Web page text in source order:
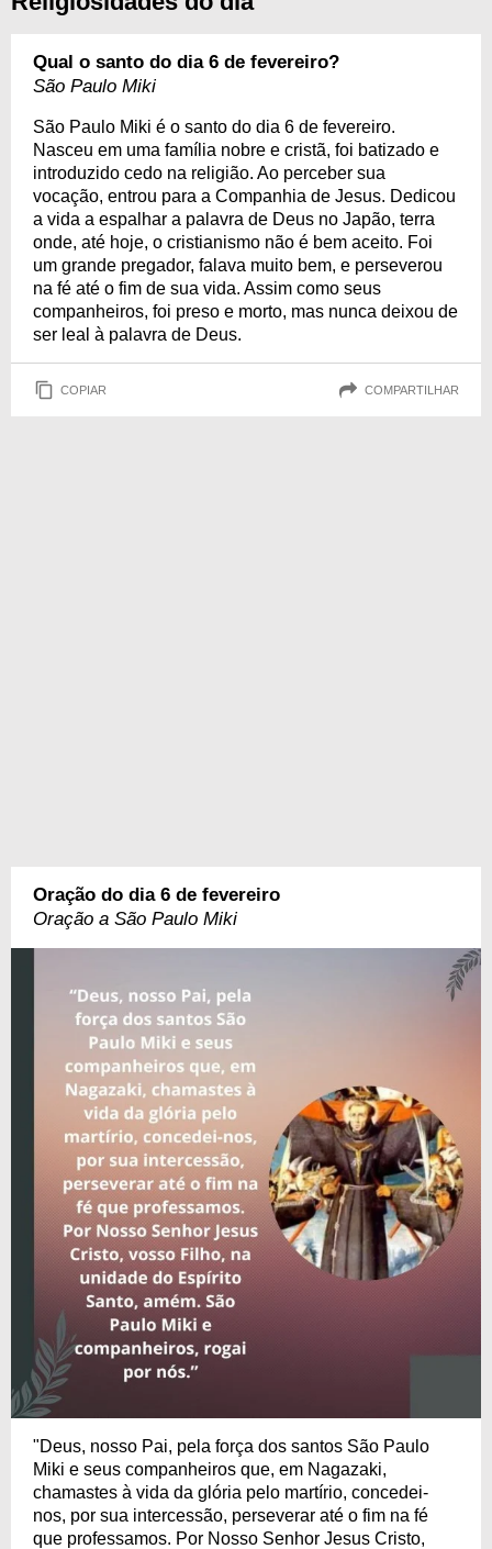
Qual o santo do dia 6 de fevereiro?
São Paulo Miki
São Paulo Miki é o santo do dia 6 de fevereiro.
Nasceu em uma família nobre e cristã, foi batizado e
introduzido cedo na religião. Ao perceber sua
vocação, entrou para a Companhia de Jesus. Dedicou
a vida a espalhar a palavra de Deus no Japão, terra
onde, até hoje, o cristianismo não é bem aceito. Foi
um grande pregador, falava muito bem, e perseverou
na fé até o fim de sua vida. Assim como seus
companheiros, foi preso e morto, mas nunca deixou de
ser leal à palavra de Deus.
COPIAR COMPARTILHAR
Oração do dia 6 de fevereiro
Oração a São Paulo Miki
"Deus, nosso Pai, pela força dos santos São Paulo
Miki e seus companheiros que, em Nagazaki,
chamastes à vida da glória pelo martírio, concedei-
nos, por sua intercessão, perseverar até o fim na fé
que professamos. Por Nosso Senhor Jesus Cristo,